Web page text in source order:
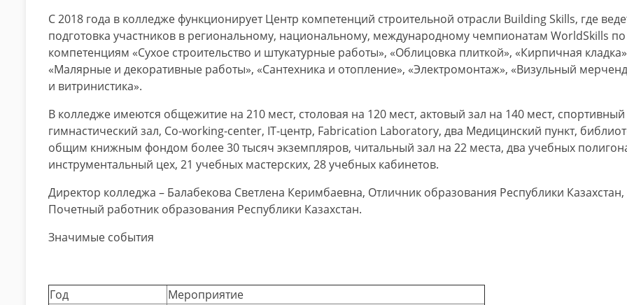
С 2018 года в колледже функционирует Центр компетенций строительной отрасли Building Skills, где
подготовка участников в региональному, национальному, международному чемпионатам WorldSkills по
компетенциям «Сухое строительство и штукатурные работы», «Облицовка плиткой», «Кирпичная
«Малярные и декоративные работы», «Сантехника и отопление», «Электромонтаж», «Визульный
и витринистика».
В колледже имеются общежитие на 210 мест, столовая на 120 мест, актовый зал на 140 мест, спортивный
гимнастический зал, Co-working-center, IT-центр, Fabrication Laboratory, два Медицинский пункт,
общим книжным фондом более 30 тысяч экземпляров, читальный зал на 22 места, два учебных
инструментальный цех, 21 учебных мастерских, 28 учебных кабинетов.
Директор колледжа – Балабекова Светлена Керимбаевна, Отличник образования Республики Казахстан,
Почетный работник образования Республики Казахстан.
Значимые события
Год
Мероприятие